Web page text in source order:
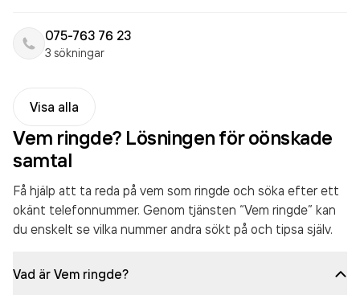
075-763 76 23
3 sökningar
Visa alla
Vem ringde? Lösningen för oönskade
samtal
Få hjälp att ta reda på vem som ringde och söka efter ett
okänt telefonnummer. Genom tjänsten “Vem ringde” kan
du enskelt se vilka nummer andra sökt på och tipsa själv.
Vad är Vem ringde?